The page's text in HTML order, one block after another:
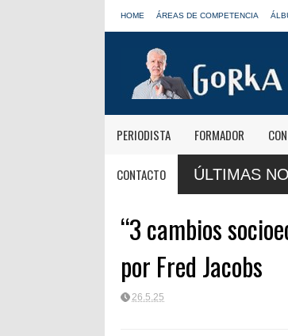
HOME ÁREAS DE COMPETENCIA
PERIODISTA FORMADOR
CONTACTO ÚLTIMAS
José Antonio Abellán, Juanma
LOS40
“3 cambios
por Fred Jacobs
26.5.25